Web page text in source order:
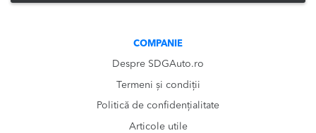
COMPANIE
Despre SDGAuto.ro
Termeni și condiții
Politică de confidențialitate
Articole utile